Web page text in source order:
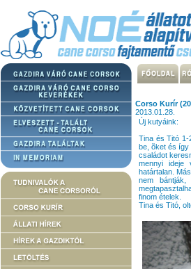
Corso Kurír
2013.01.28.
Új kutyáink:
Tina és Titó 1-
be, õket és így
családot
mennyi ideje
határtalan.
nem bántják,
finom ételek.
Tina és Titó,